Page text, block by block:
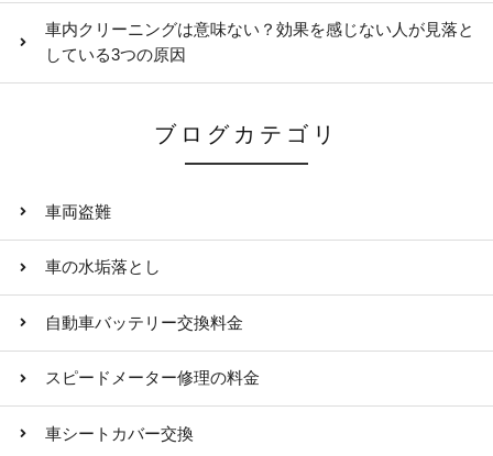
車内クリーニングは意味ない？効果を感じない人が見落と
している3つの原因
ブログカテゴリ
車両盗難
車の水垢落とし
自動車バッテリー交換料金
スピードメーター修理の料金
車シートカバー交換